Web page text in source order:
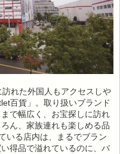
れた外国人もアクセスしや
百貨」。取り扱いブランド
で幅広く、お宝探しに訪れ
ん、家族連れも楽しめる品
いる店内は、まるでブラン
得品で溢れているのに、バ